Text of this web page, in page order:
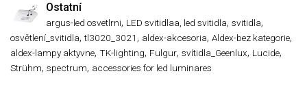
Ostatní
argus-led osvetlrni, LED svitidlaa, led svitidla, svitidla,
osvětlení_svitidla,tl3020_3021 , aldex-akcesoria, Aldex-bez kategorie,
aldex-lampy aktyvne, TK-lighting, Fulgur, svítidla_Geenlux, Lucide,
Strühm, spectrum, accessories for led luminares